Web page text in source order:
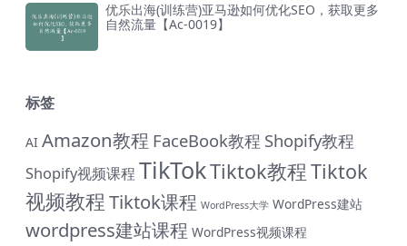
优乐出海(训练营)亚马逊如何优化SEO，获取更多
自然流量【Ac-0019】
标签
AI Amazon教程 FaceBook教程 Shopify教程
Shopify视频课程TikTokTiktok教程Tiktok
视频教程Tiktok课程 WordPress大学 WordPress建站
wordpress建站课程 WordPress视频课程